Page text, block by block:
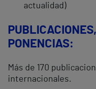
actualidad)
PONENCIAS:
Más de 170
internacionales.